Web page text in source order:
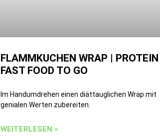
FLAMMKUCHEN WRAP | PROTEIN
FAST FOOD TO GO
Im Handumdrehen einen diättauglichen Wrap mit
genialen Werten zubereiten.
WEITERLESEN »